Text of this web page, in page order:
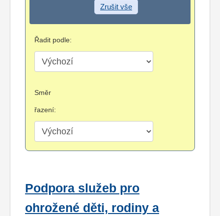
Zrušit vše
Řadit podle:
Směr
řazení:
Podpora služeb pro
ohrožené děti, rodiny a